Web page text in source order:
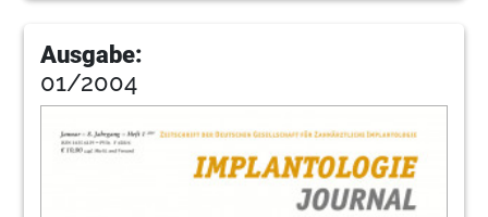
Ausgabe:
01/2004